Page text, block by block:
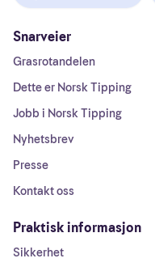
Snarveier
Grasrotandelen
Dette er Norsk Tipping
Jobb i Norsk Tipping
Nyhetsbrev
Presse
Kontakt oss
Praktisk informasjon
Sikkerhet